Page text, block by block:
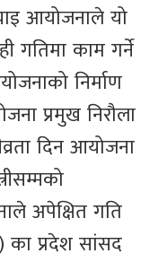
आयोजनाले यो
गतिमा काम गर्ने
निर्माण
प्रमुख निरौला
दिन आयोजना
अपेक्षित गति
प्रदेश सांसद